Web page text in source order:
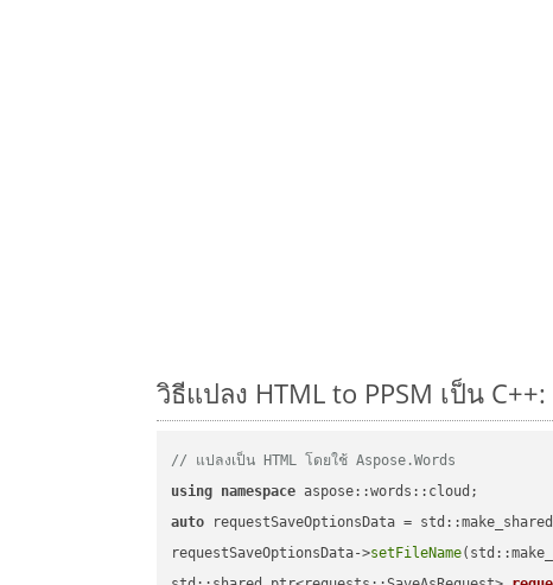
วิธีแปลง HTML to PPSM เป็น
// แปลงเป็น HTML โดยใช้ Aspose.Words
using namespace
auto requestSaveOptionsData =
requestSaveOptionsData->setFileName